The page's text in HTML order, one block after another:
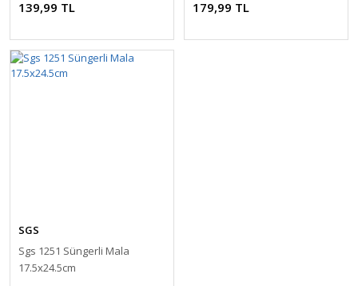
139,99 TL 179,99 TL
SGS
Sgs 1251 Süngerli Mala
17.5x24.5cm